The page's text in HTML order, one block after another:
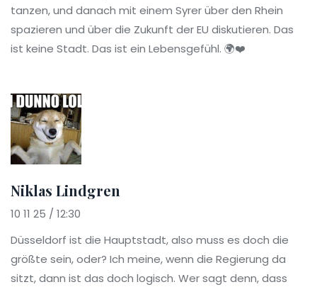
tanzen, und danach mit einem Syrer über den Rhein
spazieren und über die Zukunft der EU diskutieren. Das
ist keine Stadt. Das ist ein Lebensgefühl. 🌍❤️
Niklas Lindgren
10 11 25 / 12:30
Düsseldorf ist die Hauptstadt, also muss es doch die
größte sein, oder? Ich meine, wenn die Regierung da
sitzt, dann ist das doch logisch. Wer sagt denn, dass